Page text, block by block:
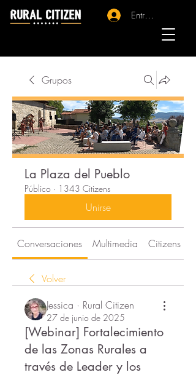
Entrar - Registro
Grupos
La Plaza del Pueblo
Público · 1343 Citizens
Unirse
Conversaciones Multimedia Citizens
Volver
Jessica · Rural Citizen
27 de junio de 2025
[Webinar] Fortalecimiento
de las Zonas Rurales a
través de Leader y los